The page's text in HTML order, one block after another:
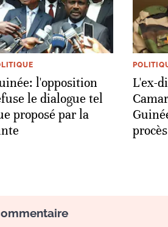
l'opposition
le dialogue tel
proposé par la
L'ex-
procès